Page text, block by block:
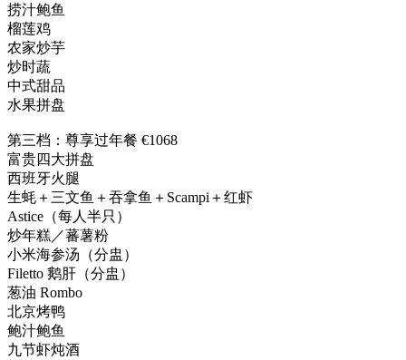
捞汁鲍鱼
榴莲鸡
农家炒芋
炒时蔬
中式甜品
水果拼盘
第三档：尊享过年餐 €1068
富贵四大拼盘
西班牙火腿
生蚝＋三文鱼＋吞拿鱼＋Scampi＋红虾
Astice（每人半只）
炒年糕／蕃薯粉
小米海参汤（分盅）
Filetto 鹅肝（分盅）
葱油 Rombo
北京烤鸭
鲍汁鲍鱼
九节虾炖酒